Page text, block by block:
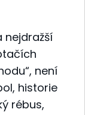
nejdražší
není
historie
rébus,